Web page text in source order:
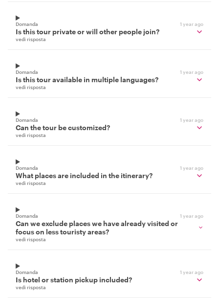
Domanda 1 year ago
Is this tour private or will other people join?
vedi risposta
Domanda 1 year ago
Is this tour available in multiple languages?
vedi risposta
Domanda 1 year ago
Can the tour be customized?
vedi risposta
Domanda 1 year ago
What places are included in the itinerary?
vedi risposta
Domanda 1 year ago
Can we exclude places we have already visited or
focus on less touristy areas?
vedi risposta
Domanda 1 year ago
Is hotel or station pickup included?
vedi risposta